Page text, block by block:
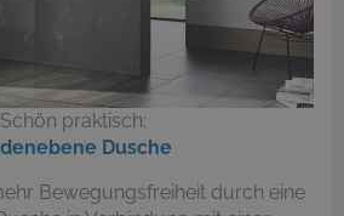
Schön praktisch:
Dusche
Bewegungsfreiheit durch eine